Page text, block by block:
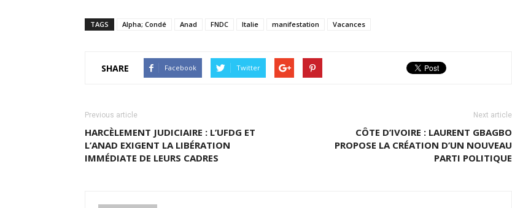
TAGS Alpha; Condé Anad FNDC Italie manifestation Vacances
SHARE Facebook Twitter
Previous article
HARCÈLEMENT JUDICIAIRE : L’UFDG ET
L’ANAD EXIGENT LA LIBÉRATION
IMMÉDIATE DE LEURS CADRES
Next article
CÔTE D’IVOIRE : LAURENT GBAGBO
PROPOSE LA CRÉATION D’UN NOUVEAU
PARTI POLITIQUE